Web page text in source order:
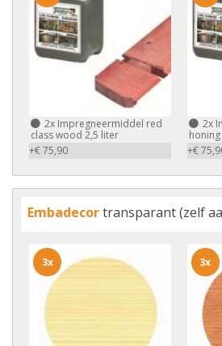
2x Impregneermiddel red
class wood 2,5 liter
+€ 75,90
2x
+€
Embadecortransparant (zelf
3x 3x